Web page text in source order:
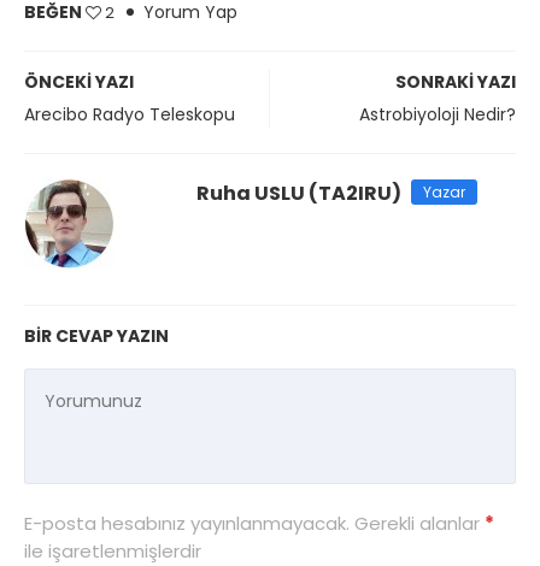
BEĞEN 2 Yorum Yap
ÖNCEKI YAZI
Arecibo Radyo Teleskopu
SONRAKI YAZI
Astrobiyoloji Nedir?
Ruha USLU (TA2IRU) Yazar
BIR CEVAP YAZIN
E-posta hesabınız yayınlanmayacak. Gerekli alanlar *
ile işaretlenmişlerdir